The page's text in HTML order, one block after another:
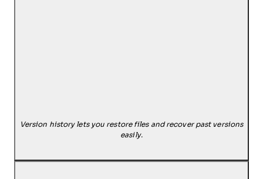
Version history lets you restore files and recover past versions
easily.